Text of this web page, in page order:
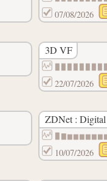
07/08/2026
3D VF
22/07/2026
ZDNet :
10/07/2026